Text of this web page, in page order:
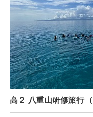
高２ 八重山研修旅行